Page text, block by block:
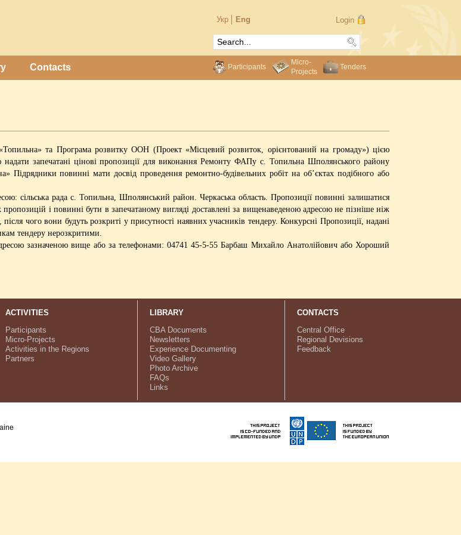
Укр Eng Login
Contacts Participants
Micro-
Projects
Tenders
«Топильна» та Програма розвитку ООН (Проект «Місцевий розвиток, орієнтований на громаду») цією
запечатані цінові пропозиції для виконання Ремонту ФАПу с. Топильна Шполянського району
повинні мати досвід проведення ремонтно-будівельних робіт на об’єктах подібного або
сільська рада с. Топильна, Шполянський район. Черкаська область. Пропозиції повинні залишатися
і повинні бути в запечатаному вигляді доставлені за вищенаведеною адресою не пізніше ніж
чого вони будуть розкриті у присутності наявних учасників тендеру. Конкурсні Пропозиції, надані
тендеру нерозкритими.
зазначеною вище або за телефонами: 04741 45-5-55 Барбаш Михайло Анатолійович або Хороший
ACTIVITIES
Participants
Micro-Projects
Activities in the Regions
Partners
LIBRARY
CBA Documents
Newsletters
Experience Documenting
Video Gallery
Photo Archive
FAQs
Links
CONTACTS
Central Office
Regional Devisions
Feedback